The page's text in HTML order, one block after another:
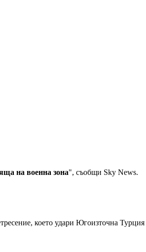
на военна зона", съобщи Sky News.
което удари Югоизточна